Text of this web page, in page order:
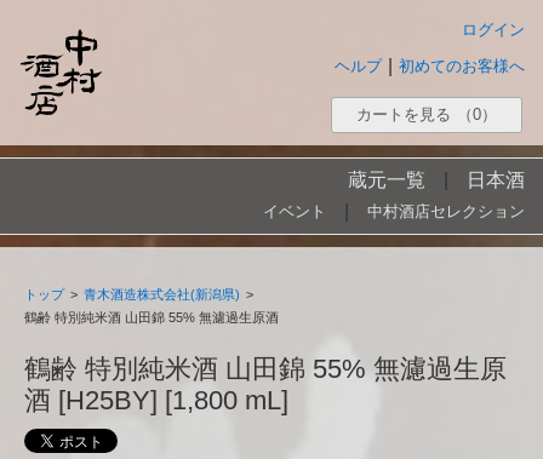
ログイン
初めてのお客様へ
ヘルプ
カートを見る （0）
蔵元一覧 日本酒
イベント 中村酒店セレクション
トップ > 青木酒造株式会社(新潟県) >
鶴齢 特別純米酒 山田錦 55% 無濾過生原酒
鶴齢 特別純米酒 山田錦 55% 無濾過生原
酒 [H25BY] [1,800 mL]